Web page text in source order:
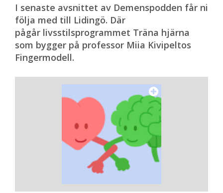
I senaste avsnittet av Demenspodden får ni
följa med till Lidingö. Där
pågår livsstilsprogrammet Träna hjärna
som bygger på professor Miia Kivipeltos
Fingermodell.